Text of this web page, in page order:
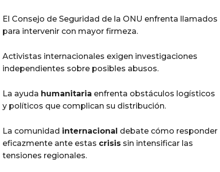
El Consejo de Seguridad de la ONU enfrenta llamados
para intervenir con mayor firmeza.
Activistas internacionales exigen investigaciones
independientes sobre posibles abusos.
La ayuda humanitaria enfrenta obstáculos logísticos
y políticos que complican su distribución.
La comunidad internacional debate cómo responder
eficazmente ante estas crisis sin intensificar las
tensiones regionales.